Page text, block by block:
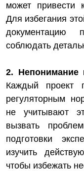
может привести
Для избегания
соблюдать
2. Непонимание
Каждый проект
регуляторным
не учитывают
вызвать
подготовки
изучить
чтобы избежать